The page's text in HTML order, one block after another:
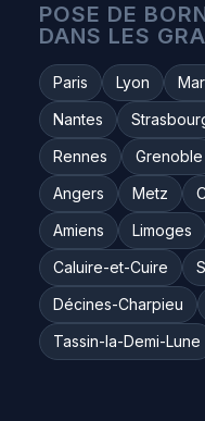
POSE DE
DANS LES
Paris Lyon
Nantes
Rennes
Grenoble
Angers
Metz
Amiens
Limoges
Caluire-et-Cuire
Décines-Charpieu
Tassin-la-Demi-Lune